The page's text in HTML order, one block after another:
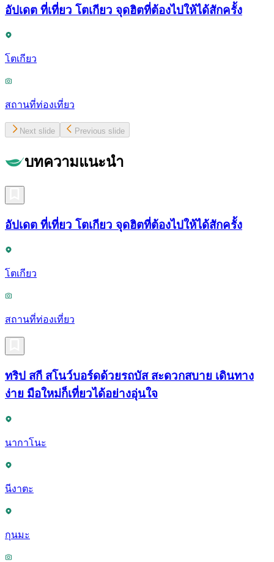
อัปเดต ที่เที่ยว โตเกียว จุดฮิตที่ต้องไปให้ได้สักครั้ง
โตเกียว
สถานที่ท่องเที่ยว
Next slide Previous slide
บทความแนะนำ
อัปเดต ที่เที่ยว โตเกียว จุดฮิตที่ต้องไปให้ได้สักครั้ง
โตเกียว
สถานที่ท่องเที่ยว
ทริป สกี สโนว์บอร์ดด้วยรถบัส สะดวกสบาย เดินทาง
ง่าย มือใหม่ก็เที่ยวได้อย่างอุ่นใจ
นากาโนะ
นีงาตะ
กุนมะ